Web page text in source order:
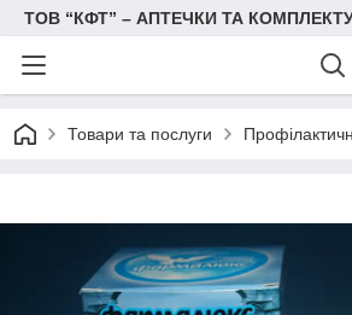
ТОВ “КФТ” – АПТЕЧКИ ТА
Товари та послуги